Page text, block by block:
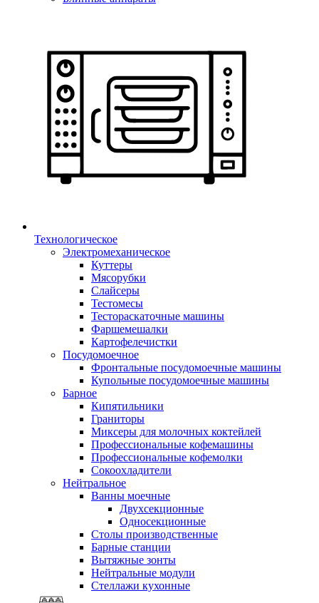
Технологическое
Электромеханическое
Куттеры
Мясорубки
Слайсеры
Тестомесы
Тестораскаточные машины
Фаршемешалки
Картофелечистки
Посудомоечное
Фронтальные посудомоечные машины
Купольные посудомоечные машины
Барное
Кипятильники
Граниторы
Миксеры для молочных коктейлей
Профессиональные кофемашины
Профессиональные кофемолки
Сокоохладители
Нейтральное
Ванны моечные
Двухсекционные
Односекционные
Столы производственные
Барные станции
Вытяжные зонты
Нейтральные модули
Стеллажи кухонные